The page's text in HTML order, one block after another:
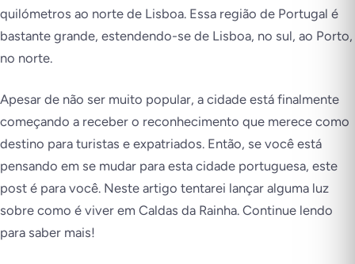
quilómetros ao norte de Lisboa. Essa região de Portugal é
bastante grande, estendendo-se de Lisboa, no sul, ao Porto,
no norte.
Apesar de não ser muito popular, a cidade está finalmente
começando a receber o reconhecimento que merece como
destino para turistas e expatriados. Então, se você está
pensando em se mudar para esta cidade portuguesa, este
post é para você. Neste artigo tentarei lançar alguma luz
sobre como é viver em Caldas da Rainha. Continue lendo
para saber mais!